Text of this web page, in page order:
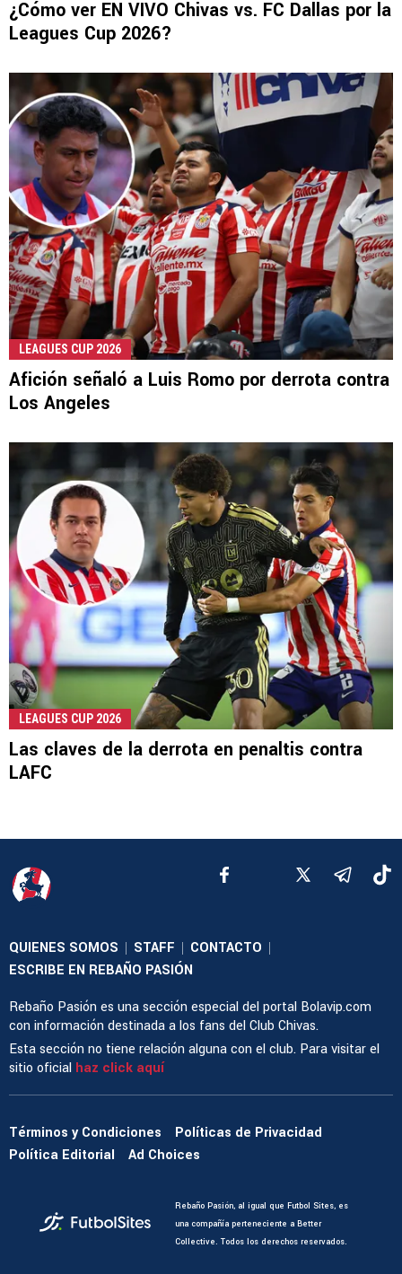
¿Cómo ver EN VIVO Chivas vs. FC Dallas por la
Leagues Cup 2026?
LEAGUES CUP 2026
Afición señaló a Luis Romo por derrota contra
Los Angeles
LEAGUES CUP 2026
Las claves de la derrota en penaltis contra
LAFC
QUIENES SOMOS | STAFF | CONTACTO |
ESCRIBE EN REBAÑO PASIÓN
Rebaño Pasión es una sección especial del portal Bolavip.com
con información destinada a los fans del Club Chivas.
Esta sección no tiene relación alguna con el club. Para visitar el
sitio oficial haz click aquí
Términos y Condiciones
Políticas de Privacidad
Política Editorial
Ad Choices
Rebaño Pasión, al igual que Futbol Sites, es
una compañía perteneciente a Better
Collective. Todos los derechos reservados.